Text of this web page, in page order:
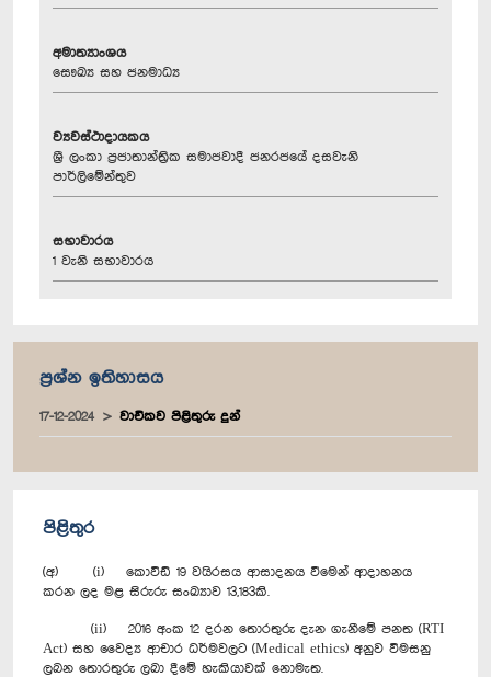
අමාත්‍යාංශය
සෞඛ්‍ය සහ ජනමාධ්‍ය
ව්‍යවස්ථාදායකය
ශ්‍රී ලංකා ප්‍රජාතාන්ත්‍රික සමාජවාදී ජනරජයේ දසවැනි
පාර්ලිමේන්තුව
සභාවාරය
1 වැනි සභාවාරය
ප්‍රශ්න ඉතිහාසය
17-12-2024 වාචිකව පිළිතුරු දුන්
පිළිතුර
(අ) (i) ‍කොවිඩ් 19 වයිරසය ආසාදනය වීමෙන් ආදාහනය
කරන ලද මළ සිරුරු සංඛ්‍යාව 13,183කි.
(ii) 2016 අංක 12 දරන තොරතුරු දැන ගැනීමේ පනත (RTI
Act) සහ වෛද්‍ය ආචාර ධර්මවලට (Medical ethics) අනුව විමසනු
ලබන තොරතුරු ලබා දීමේ හැකියාවක් නොමැත.